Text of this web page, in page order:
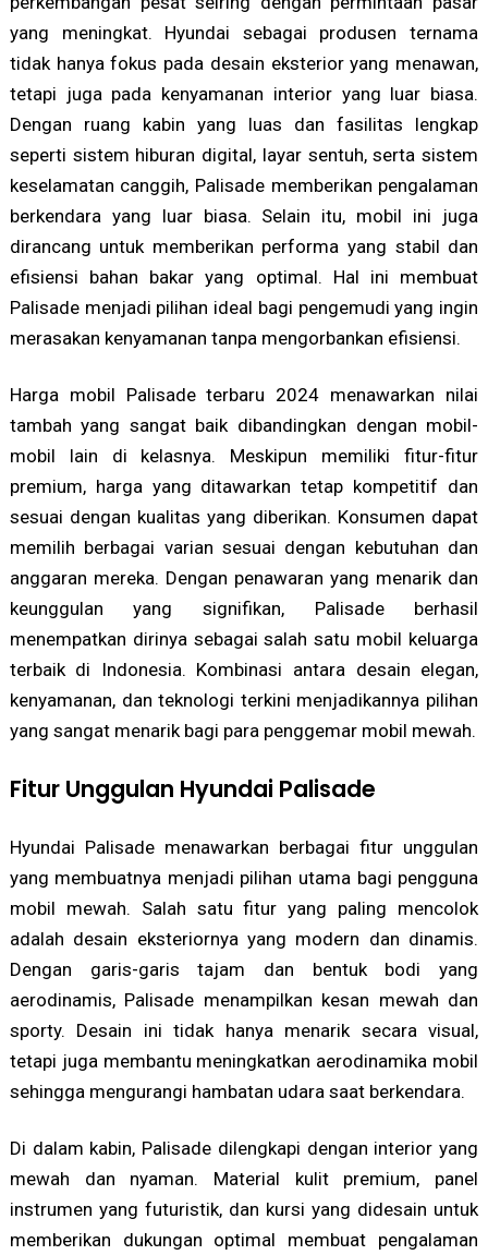
yang meningkat. Hyundai sebagai produsen ternama
tidak hanya fokus pada desain eksterior yang menawan,
tetapi juga pada kenyamanan interior yang luar biasa.
Dengan ruang kabin yang luas dan fasilitas lengkap
seperti sistem hiburan digital, layar sentuh, serta sistem
keselamatan canggih, Palisade memberikan pengalaman
berkendara yang luar biasa. Selain itu, mobil ini juga
dirancang untuk memberikan performa yang stabil dan
efisiensi bahan bakar yang optimal. Hal ini membuat
Palisade menjadi pilihan ideal bagi pengemudi yang ingin
merasakan kenyamanan tanpa mengorbankan efisiensi.
Harga mobil Palisade terbaru 2024 menawarkan nilai
tambah yang sangat baik dibandingkan dengan mobil-
mobil lain di kelasnya. Meskipun memiliki fitur-fitur
premium, harga yang ditawarkan tetap kompetitif dan
sesuai dengan kualitas yang diberikan. Konsumen dapat
memilih berbagai varian sesuai dengan kebutuhan dan
anggaran mereka. Dengan penawaran yang menarik dan
keunggulan yang signifikan, Palisade berhasil
menempatkan dirinya sebagai salah satu mobil keluarga
terbaik di Indonesia. Kombinasi antara desain elegan,
kenyamanan, dan teknologi terkini menjadikannya pilihan
yang sangat menarik bagi para penggemar mobil mewah.
Fitur Unggulan Hyundai Palisade
Hyundai Palisade menawarkan berbagai fitur unggulan
yang membuatnya menjadi pilihan utama bagi pengguna
mobil mewah. Salah satu fitur yang paling mencolok
adalah desain eksteriornya yang modern dan dinamis.
Dengan garis-garis tajam dan bentuk bodi yang
aerodinamis, Palisade menampilkan kesan mewah dan
sporty. Desain ini tidak hanya menarik secara visual,
tetapi juga membantu meningkatkan aerodinamika mobil
sehingga mengurangi hambatan udara saat berkendara.
Di dalam kabin, Palisade dilengkapi dengan interior yang
mewah dan nyaman. Material kulit premium, panel
instrumen yang futuristik, dan kursi yang didesain untuk
memberikan dukungan optimal membuat pengalaman